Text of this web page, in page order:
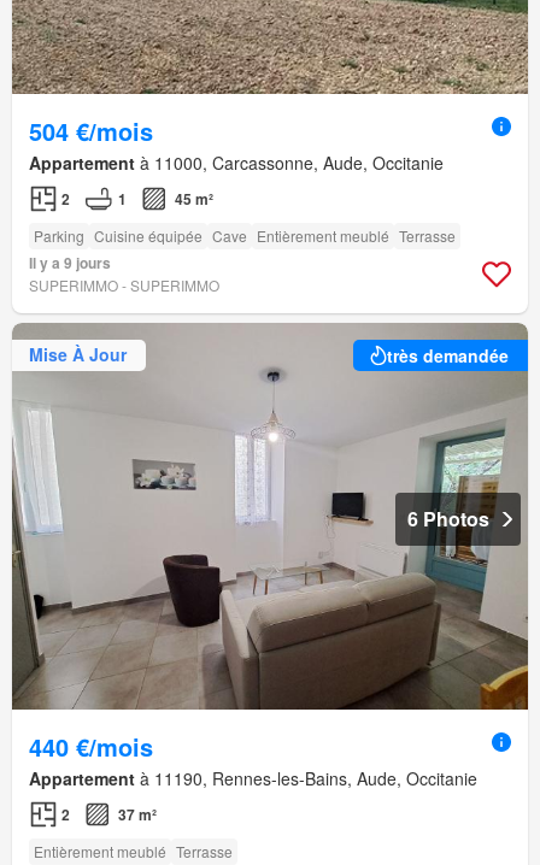
504 €/mois
Appartement à 11000, Carcassonne, Aude, Occitanie
2 1 45 m²
Parking Cuisine équipée Cave Entièrement meublé Terrasse
Il y a 9 jours
SUPERIMMO - SUPERIMMO
Mise À Jour très demandée
6 Photos
440 €/mois
Appartement à 11190, Rennes-les-Bains, Aude, Occitanie
2 37 m²
Entièrement meublé Terrasse